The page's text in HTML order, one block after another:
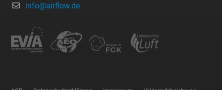
info@airflow.de